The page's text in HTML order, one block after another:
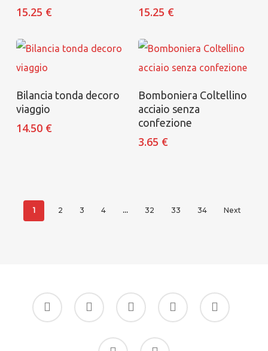
15.25 € 15.25 €
Aggiungi al carrello
Bilancia tonda decoro
viaggio
14.50 €
Aggiungi al carrello
Bomboniera Coltellino
acciaio senza
confezione
3.65 €
1 2 3 4 … 32 33 34 Next
facebook
google-
plus
instagram whatsapp tiktok
phone email